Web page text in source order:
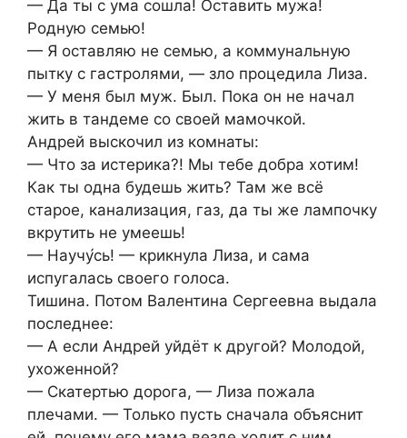
— Да ты с ума сошла! Оставить мужа!
Родную семью!
— Я оставляю не семью, а коммунальную
пытку с гастролями, — зло процедила Лиза.
— У меня был муж. Был. Пока он не начал
жить в тандеме со своей мамочкой.
Андрей выскочил из комнаты:
— Что за истерика?! Мы тебе добра хотим!
Как ты одна будешь жить? Там же всё
старое, канализация, газ, да ты же лампочку
вкрутить не умеешь!
— Научу́сь! — крикнула Лиза, и сама
испугалась своего голоса.
Тишина. Потом Валентина Сергеевна выдала
последнее:
— А если Андрей уйдёт к другой? Молодой,
ухоженной?
— Скатертью дорога, — Лиза пожала
плечами. — Только пусть сначала объяснит